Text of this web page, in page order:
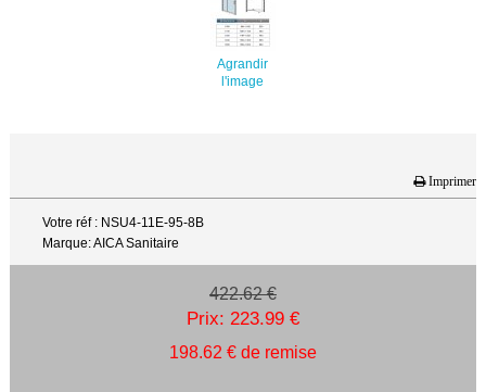
Agrandir
l'image
Imprimer
Votre réf : NSU4-11E-95-8B
Marque: AICA Sanitaire
422.62 €
Prix: 223.99 €
198.62 € de remise